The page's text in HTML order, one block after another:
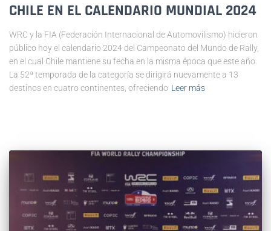
CHILE EN EL CALENDARIO MUNDIAL 2024
WRC y la FIA (Federación Internacional de Automovilismo) hicieron
público hoy el calendario 2024 del Campeonato del Mundo de Rally,
en el cual Chile mantiene su fecha en la misma época que este año.
La 52ª temporada de la categoría se dirigirá nuevamente a 13
destinos en cuatro continentes, ofreciendo Leer más